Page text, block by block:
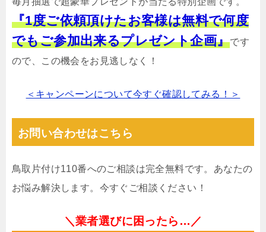
『1度ご依頼頂けたお客様は無料で何度
でもご参加出来るプレゼント企画』です
ので、この機会をお見逃しなく！
＜キャンペーンについて今すぐ確認してみる！＞
お問い合わせはこちら
鳥取片付け110番へのご相談は完全無料です。あなたの
お悩み解決します。今すぐご相談ください！
＼業者選びに困ったら…／